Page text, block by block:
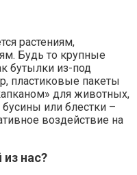
растениям,
Будь то крупные
бутылки из-под
пластиковые пакеты
для животных,
или блестки –
воздействие на
нас?